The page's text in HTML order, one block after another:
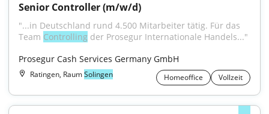
Senior Controller (m/w/d)
"...in Deutschland rund 4.500 Mitarbeiter tätig. Für das
Team Controlling der Prosegur Internationale Handels..."
Prosegur Cash Services Germany GmbH
Ratingen, RaumSolingen Homeoffice Vollzeit